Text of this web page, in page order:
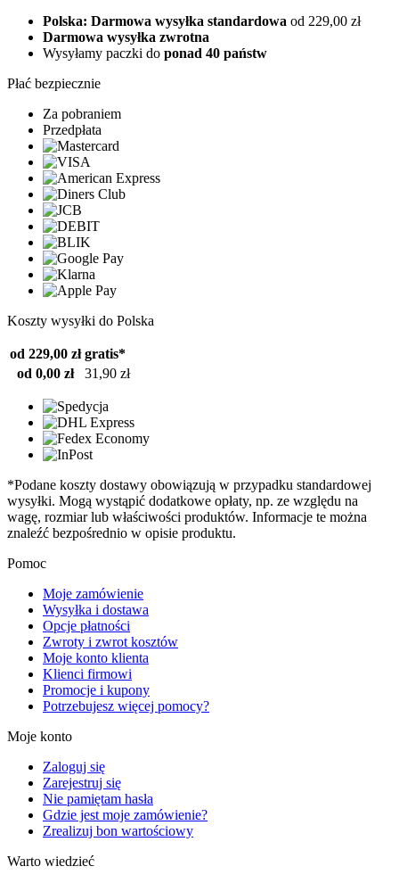
Polska: Darmowa wysyłka standardowa od 229,00 zł
Darmowa wysyłka zwrotna
Wysyłamy paczki do ponad 40 państw
Płać bezpiecznie
Za pobraniem
Przedpłata
Koszty wysyłki do Polska
od 229,00 zł gratis*
od 0,00 zł
31,90 zł
*Podane koszty dostawy obowiązują w przypadku standardowej
wysyłki. Mogą wystąpić dodatkowe opłaty, np. ze względu na
wagę, rozmiar lub właściwości produktów. Informacje te można
znaleźć bezpośrednio w opisie produktu.
Pomoc
Moje zamówienie
Wysyłka i dostawa
Opcje płatności
Zwroty i zwrot kosztów
Moje konto klienta
Klienci firmowi
Promocje i kupony
Potrzebujesz więcej pomocy?
Moje konto
Zaloguj się
Zarejestruj się
Nie pamiętam hasła
Gdzie jest moje zamówienie?
Zrealizuj bon wartościowy
Warto wiedzieć